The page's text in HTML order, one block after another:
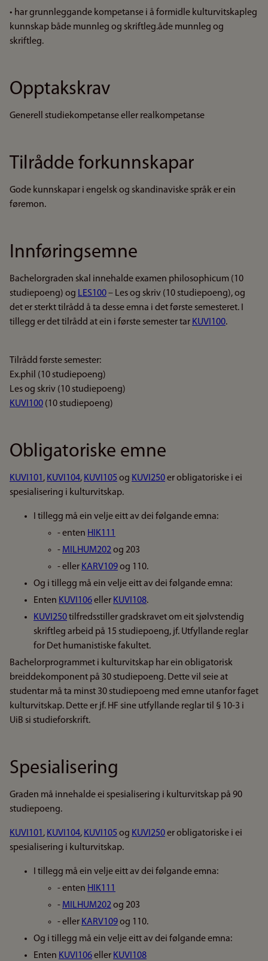
• har grunnleggande kompetanse i å formidle kulturvitskapleg
kunnskap både munnleg og skriftleg.åde munnleg og
skriftleg.
Opptakskrav
Generell studiekompetanse eller realkompetanse
Tilrådde forkunnskapar
Gode kunnskapar i engelsk og skandinaviske språk er ein
føremon.
Innføringsemne
Bachelorgraden skal innehalde examen philosophicum (10
studiepoeng) og LES100– Les og skriv (10 studiepoeng), og
det er sterkt tilrådd å ta desse emna i det første semesteret. I
tillegg er det tilrådd at ein i første semester tar KUVI100.
Tilrådd første semester:
Ex.phil (10 studiepoeng)
Les og skriv (10 studiepoeng)
KUVI100 (10 studiepoeng)
Obligatoriske emne
KUVI101 , KUVI104, KUVI105 og KUVI250er obligatoriske i ei
spesialisering i kulturvitskap.
I tillegg må ein velje eitt av dei følgande emna:
- enten HIK111
- MILHUM202og 203
- eller KARV109og 110.
Og i tillegg må ein velje eitt av dei følgande emna:
Enten KUVI106eller KUVI108.
KUVI250tilfredsstiller gradskravet om eit sjølvstendig
skriftleg arbeid på 15 studiepoeng, jf. Utfyllande reglar
for Det humanistiske fakultet.
Bachelorprogrammet i kulturvitskap har ein obligatorisk
breiddekomponent på 30 studiepoeng. Dette vil seie at
studentar må ta minst 30 studiepoeng med emne utanfor faget
kulturvitskap. Dette er jf. HF sine utfyllande reglar til § 10-3 i
UiB si studieforskrift.
Spesialisering
Graden må innehalde ei spesialisering i kulturvitskap på 90
studiepoeng.
KUVI101 , KUVI104, KUVI105 og KUVI250er obligatoriske i ei
spesialisering i kulturvitskap.
I tillegg må ein velje eitt av dei følgande emna:
- enten HIK111
- MILHUM202og 203
- eller KARV109og 110.
Og i tillegg må ein velje eitt av dei følgande emna:
Enten KUVI106eller KUVI108